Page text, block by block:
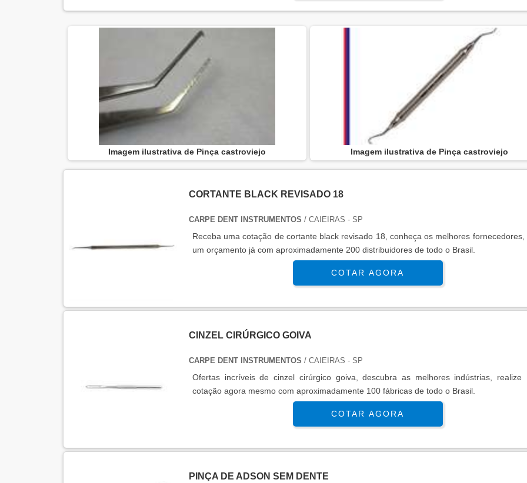
Imagem ilustrativa de Pinça castroviejo Imagem ilustrativa de Pinça castroviejo
CORTANTE BLACK REVISADO 18
CARPE DENT INSTRUMENTOS / CAIEIRAS - SP
Receba uma cotação de cortante black revisado 18, conheça os melhores fornecedores,
um orçamento já com aproximadamente 200 distribuidores de todo o Brasil.
COTAR AGORA
CINZEL CIRÚRGICO GOIVA
CARPE DENT INSTRUMENTOS / CAIEIRAS - SP
Ofertas incrí­veis de cinzel cirúrgico goiva, descubra as melhores indústrias, realize
cotação agora mesmo com aproximadamente 100 fábricas de todo o Brasil.
COTAR AGORA
PINÇA DE ADSON SEM DENTE